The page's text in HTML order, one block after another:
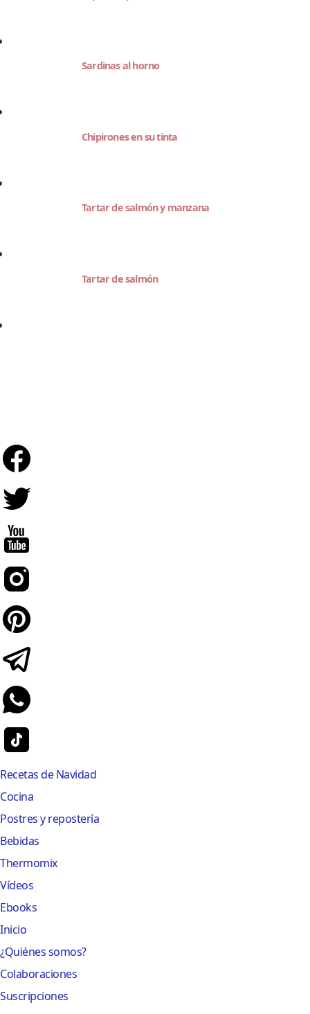
Sardinas al horno
Chipirones en su tinta
Tartar de salmón y manzana
Tartar de salmón
Recetas de Navidad
Cocina
Postres y repostería
Bebidas
Thermomix
Vídeos
Ebooks
Inicio
¿Quiénes somos?
Colaboraciones
Suscripciones